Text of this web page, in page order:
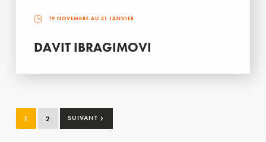
19 NOVEMBRE AU 31 JANVIER
DAVIT IBRAGIMOVI
1 2 SUIVANT ›